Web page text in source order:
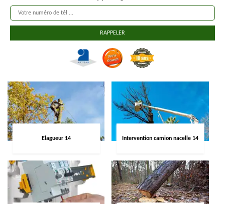
Elagueur 14 Intervention camion nacelle 14